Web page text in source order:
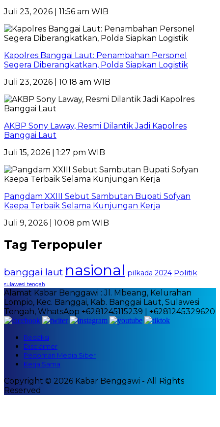
Juli 23, 2026 | 11:56 am WIB
Kapolres Banggai Laut: Penambahan Personel
Segera Diberangkatkan, Polda Siapkan Logistik
Juli 23, 2026 | 10:18 am WIB
AKBP Sony Laway, Resmi Dilantik Jadi Kapolres
Banggai Laut
Juli 15, 2026 | 1:27 pm WIB
Pangdam XXIII Sebut Sambutan Bupati Sofyan
Kaepa Terbaik Selama Kunjungan Kerja
Juli 9, 2026 | 10:08 pm WIB
Tag Terpopuler
banggai laut nasional pilkada 2024 Politik
sulawesi tengah
Alamat Kabar Benggawi : Jl. Mbeang, Kelurahan
Lompio, Kec. Banggai, Kab. Banggai Laut, Sulawesi
Tengah, WhatsApp +6281245115239 | +6281245329620
Redaksi
Disclaimer
Pedoman Media Siber
Kerja Sama
Copyright © 2026 Kabar Benggawi - All Rights
Reserved